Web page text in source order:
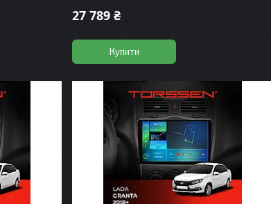
27 789 ₴
Купити